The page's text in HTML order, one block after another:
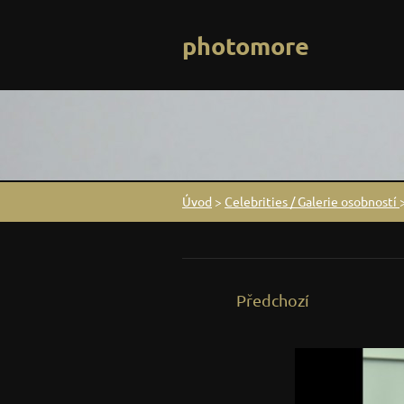
photomore
Úvod > Celebrities / Galerie osobností
Předchozí